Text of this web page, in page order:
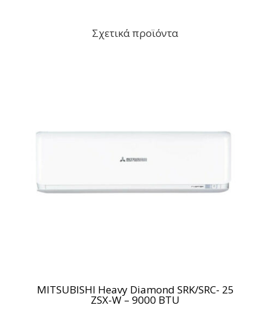
Σχετικά προϊόντα
MITSUBISHI Heavy Diamond SRK/SRC- 25
ZSX-W – 9000 BTU